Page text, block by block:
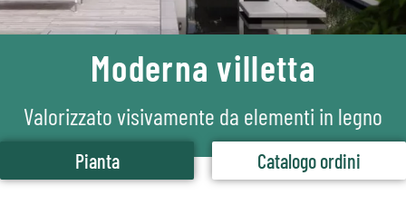
Moderna villetta
Valorizzato visivamente da elementi in legno
Pianta Catalogo ordini